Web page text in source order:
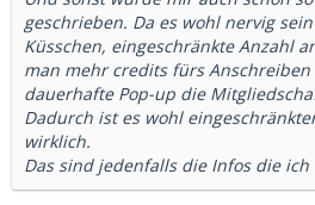
geschrieben. Da es wohl nervig
Küsschen, eingeschränkte Anzahl
man mehr credits fürs
dauerhafte Pop-up die
Dadurch ist es wohl
wirklich.
Das sind jedenfalls die Infos die ich